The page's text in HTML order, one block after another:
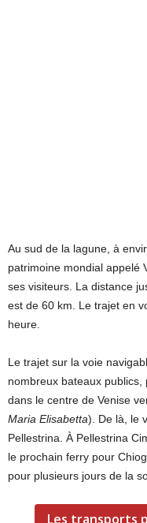
Au sud de la lagune, à
patrimoine mondial appelé
ses visiteurs. La distance
est de 60 km. Le trajet en
heure.
Le trajet sur la voie
nombreux bateaux
dans le centre de Venise
Maria Elisabetta). De là, le
Pellestrina. À Pellestrina
le prochain ferry pour
pour plusieurs jours de la
Les transports